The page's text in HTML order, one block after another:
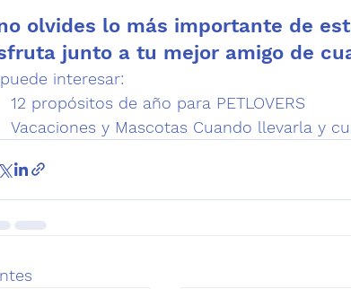
olvides lo más importante de
junto a tu mejor amigo de
interesar:
12 propósitos de año para PETLOVERS
Vacaciones y Mascotas Cuando llevarla y